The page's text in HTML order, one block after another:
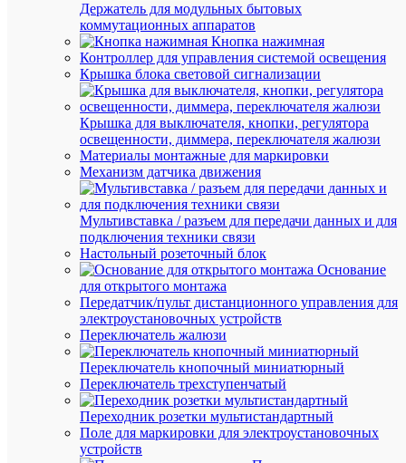
Держатель для модульных бытовых
коммутационных аппаратов
Кнопка нажимная
Контроллер для управления системой освещения
Крышка блока световой сигнализации
Крышка для выключателя, кнопки, регулятора
освещенности, диммера, переключателя жалюзи
Материалы монтажные для маркировки
Механизм датчика движения
Мультивставка / разъем для передачи данных и для
подключения техники связи
Настольный розеточный блок
Основание
для открытого монтажа
Передатчик/пульт дистанционного управления для
электроустановочных устройств
Переключатель жалюзи
Переключатель кнопочный миниатюрный
Переключатель трехступенчатый
Переходник розетки мультистандартный
Поле для маркировки для электроустановочных
устройств
мА
80
мА
ток
лм
лм
лм